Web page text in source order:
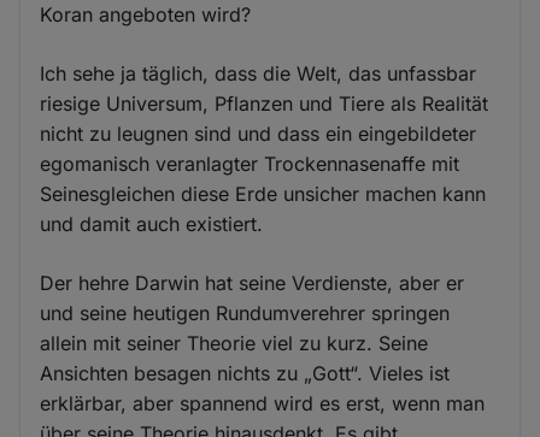
Koran angeboten wird?
Ich sehe ja täglich, dass die Welt, das unfassbar
riesige Universum, Pflanzen und Tiere als Realität
nicht zu leugnen sind und dass ein eingebildeter
egomanisch veranlagter Trockennasenaffe mit
Seinesgleichen diese Erde unsicher machen kann
und damit auch existiert.
Der hehre Darwin hat seine Verdienste, aber er
und seine heutigen Rundumverehrer springen
allein mit seiner Theorie viel zu kurz. Seine
Ansichten besagen nichts zu „Gott“. Vieles ist
erklärbar, aber spannend wird es erst, wenn man